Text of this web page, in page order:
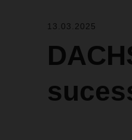
13.03.2025